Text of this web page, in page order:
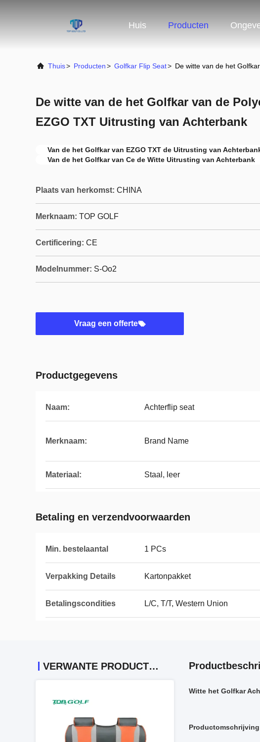
Huis Producten
Thuis> Producten> Golfkar Flip Seat> De witte van de het
De witte van de het Golfkar van de
EZGO TXT Uitrusting van Achterbank
Van de het Golfkar van EZGO TXT de Uitrusting van
Van de het Golfkar van Ce de Witte Uitrusting van Achterbank
Plaats van herkomst: CHINA
Merknaam: TOP GOLF
Certificering: CE
Modelnummer: S-Oo2
Vraag een offerte
Productgegevens
Naam: Achterflip seat
Merknaam: Brand Name
Materiaal: Staal, leer
Betaling en verzendvoorwaarden
Min. bestelaantal 1 PCs
Verpakking Details Kartonpakket
Betalingscondities L/C, T/T, Western Union
VERWANTE PRODUCTEN
Witte het Golfkar
Productomschrijving